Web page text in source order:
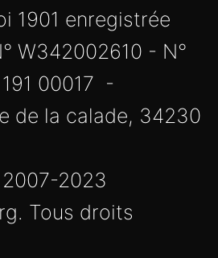
1901 enregistrée
W342002610 - N°
00017 -
de la calade, 34230
2023
Tous droits